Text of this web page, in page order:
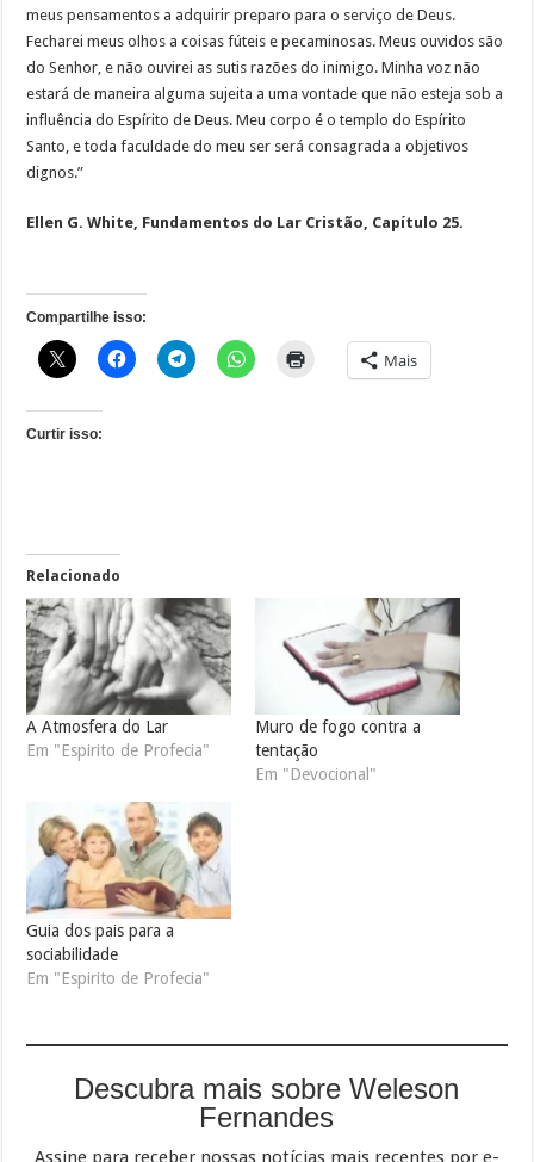
meus pensamentos a adquirir preparo para o serviço de Deus.
Fecharei meus olhos a coisas fúteis e pecaminosas. Meus ouvidos são
do Senhor, e não ouvirei as sutis razões do inimigo. Minha voz não
estará de maneira alguma sujeita a uma vontade que não esteja sob a
influência do Espírito de Deus. Meu corpo é o templo do Espírito
Santo, e toda faculdade do meu ser será consagrada a objetivos
dignos.”
Ellen G. White, Fundamentos do Lar Cristão, Capítulo 25.
Compartilhe isso:
Mais
Curtir isso:
Relacionado
A Atmosfera do Lar
Em "Espirito de Profecia"
Muro de fogo contra a
tentação
Em "Devocional"
Guia dos pais para a
sociabilidade
Em "Espirito de Profecia"
Descubra mais sobre Weleson
Fernandes
Assine para receber nossas notícias mais recentes por e-